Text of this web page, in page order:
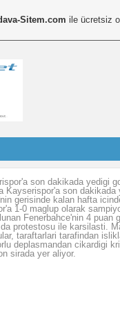
son dakikada yedigi
Kayserispor'a son
gerisinde kalan hafta
1-0 maglup olarak
Fenerbahce'nin 4 puan
protestosu ile karsilasti.
taraftarlari tarafindan
deplasmandan cikardigi
sirada yer aliyor.
Sitem.com ile ücretsiz